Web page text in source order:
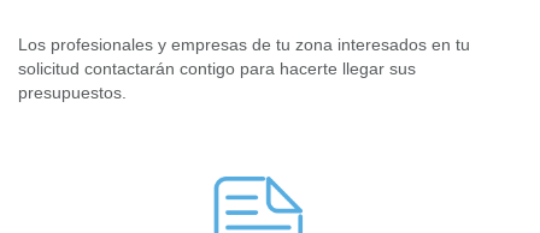
Los profesionales y empresas de tu zona interesados en tu
solicitud contactarán contigo para hacerte llegar sus
presupuestos.